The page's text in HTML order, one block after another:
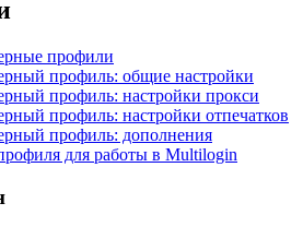
профили
профиль: общие настройки
профиль: настройки прокси
профиль: настройки отпечатков
профиль: дополнения
для работы в Multilogin